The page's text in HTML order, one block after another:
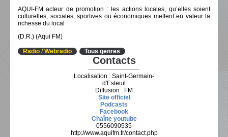
AQUI-FM acteur de promotion : les actions locales, qu’elles soient
culturelles, sociales, sportives ou économiques mettent en valeur la
richesse du local .
(D.R.) (Aqui FM)
Radio / Webradio Tous genres
Contacts
Localisation : Saint-Germain-
d'Esteuil
Diffusion : FM
Site officiel
Podcasts
Facebook
Chaîne youtube
0556090535
http://www.aquifm.fr/contact.php